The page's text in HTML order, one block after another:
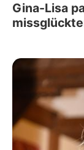
Gina-Lisa